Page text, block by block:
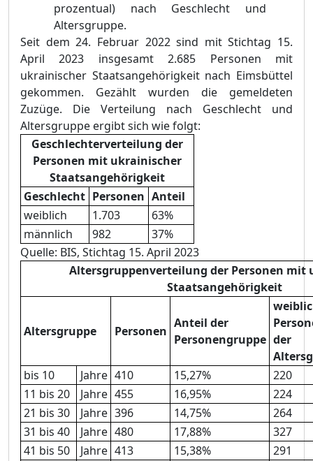
prozentual) nach Geschlecht und
Altersgruppe.
Seit dem 24. Februar 2022 sind mit Stichtag 15.
April 2023 insgesamt2.685 Personen mit
ukrainischer Staatsangehörigkeit nach Eimsbüttel
gekommen. Gezählt wurden die gemeldeten
Zuzüge.
Die Verteilung nach Geschlecht und
Altersgruppe ergibt sich wie folgt:
Geschlechterverteilung der
Personen mit ukrainischer
Staatsangehörigkeit
Geschlecht Personen Anteil
weiblich
1.703
63%
männlich
982
37%
Quelle: BIS, Stichtag 15. April 2023
Altersgruppenverteilung der Personen mit
Staatsangehörigkeit
Altersgruppe Personen
Anteil der
Personengruppe der
bis 10
Jahre 410 15,27%
220
11 bis 20
Jahre 455 16,95%
224
21 bis 30
Jahre 396 14,75%
264
31 bis 40
Jahre 480 17,88%
327
41 bis 50
Jahre 413 15,38%
291